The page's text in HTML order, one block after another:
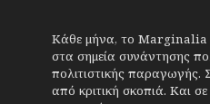
Κάθε μήνα, το Marginalia
στα σημεία συνάντησης
πολιτιστικής παραγωγής.
από κριτική σκοπιά. Και